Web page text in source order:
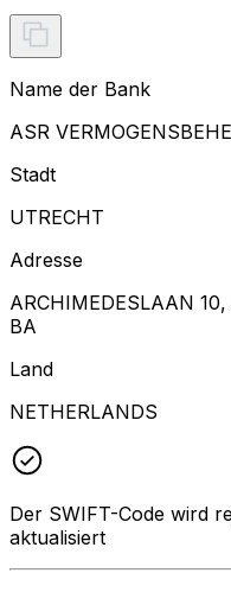
Name der Bank
ASR
Stadt
UTRECHT
Adresse
ARCHIMEDESLAAN
BA
Land
NETHERLANDS
Der SWIFT-Code wird
aktualisiert